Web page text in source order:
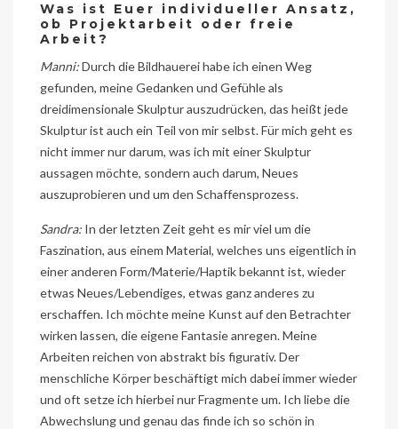
Was ist Euer individueller Ansatz,
ob Projektarbeit oder freie
Arbeit?
Manni:Durch die Bildhauerei habe ich einen Weg
gefunden, meine Gedanken und Gefühle als
dreidimensionale Skulptur auszudrücken, das heißt jede
Skulptur ist auch ein Teil von mir selbst. Für mich geht es
nicht immer nur darum, was ich mit einer Skulptur
aussagen möchte, sondern auch darum, Neues
auszuprobieren und um den Schaffensprozess.
Sandra: In der letzten Zeit geht es mir viel um die
Faszination, aus einem Material, welches uns eigentlich in
einer anderen Form/Materie/Haptik bekannt ist, wieder
etwas Neues/Lebendiges, etwas ganz anderes zu
erschaffen. Ich möchte meine Kunst auf den Betrachter
wirken lassen, die eigene Fantasie anregen. Meine
Arbeiten reichen von abstrakt bis figurativ. Der
menschliche Körper beschäftigt mich dabei immer wieder
und oft setze ich hierbei nur Fragmente um. Ich liebe die
Abwechslung und genau das finde ich so schön in